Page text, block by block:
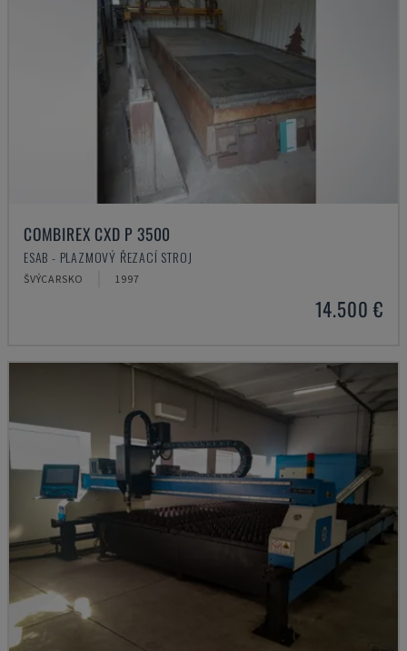
COMBIREX CXD P 3500
ESAB - PLAZMOVÝ ŘEZACÍ STROJ
ŠVÝCARSKO 1997
14.500 €